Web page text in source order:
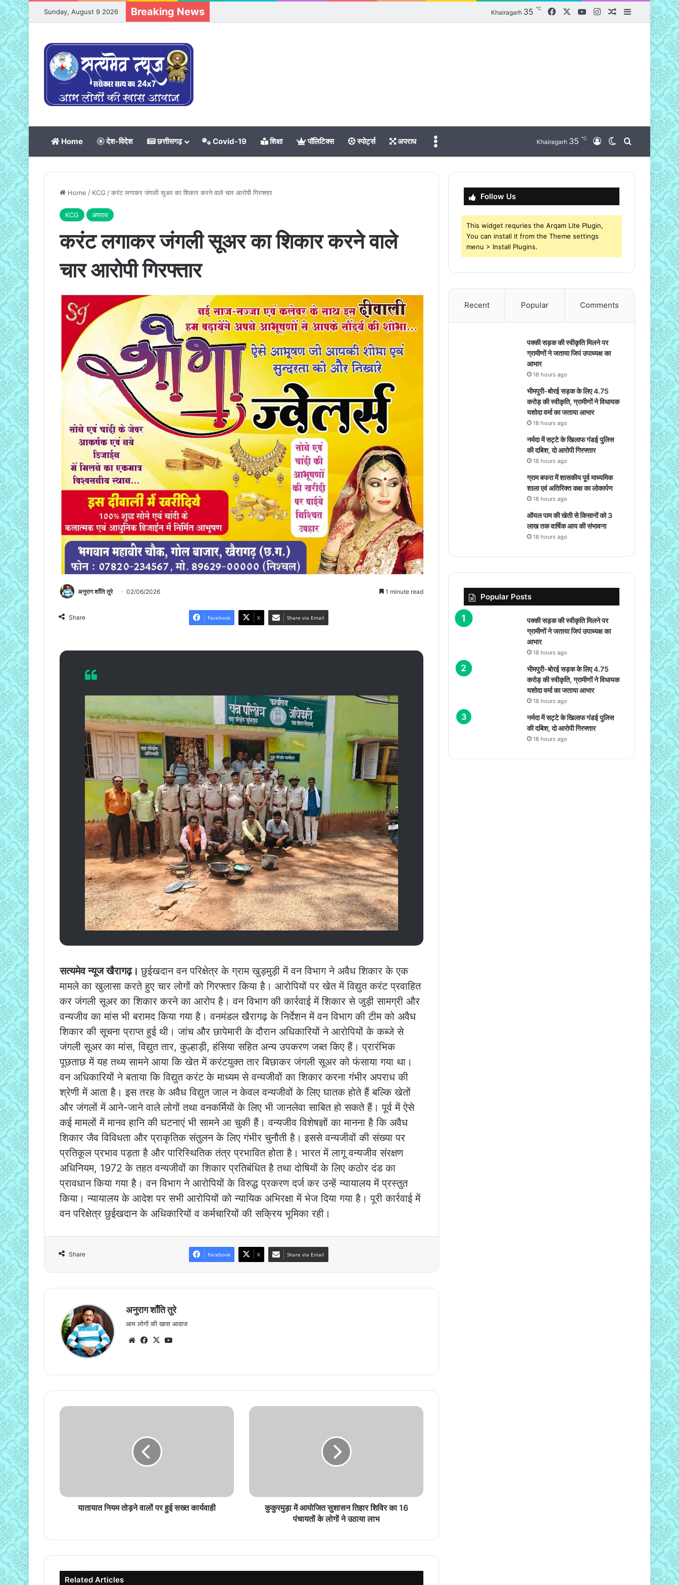
Sunday, August 9 2026 Breaking News Khairagarh 35 ℃ FacebookYouTubeInstagramRandom Article
Sidebar
Home देश-विदेश छत्तीसगढ़ Covid-19 शिक्षा पॉलिटिक्स स्पोर्ट्स अपराध Khairagarh 35 ℃ Log InSwitch skin
Search for
Home / KCG /करंट लगाकर जंगली सूअर का शिकार करने वाले चार आरोपी गिरफ्तार
KCG अपराध
करंट लगाकर जंगली सूअर का शिकार करने वाले
चार आरोपी गिरफ्तार
अनुराग शाँति तुरे 02/06/2026 1 minute read
Share Facebook X Share via Email
सत्यमेव न्यूज खैरागढ़।छुईखदान वन परिक्षेत्र के ग्राम खुड़मुड़ी में वन विभाग ने अवैध शिकार के एक
मामले का खुलासा करते हुए चार लोगों को गिरफ्तार किया है। आरोपियों पर खेत में विद्युत करंट प्रवाहित
कर जंगली सूअर का शिकार करने का आरोप है। वन विभाग की कार्रवाई में शिकार से जुड़ी सामग्री और
वन्यजीव का मांस भी बरामद किया गया है। वनमंडल खैरागढ़ के निर्देशन में वन विभाग की टीम को अवैध
शिकार की सूचना प्राप्त हुई थी। जांच और छापेमारी के दौरान अधिकारियों ने आरोपियों के कब्जे से
जंगली सूअर का मांस, विद्युत तार, कुल्हाड़ी, हंसिया सहित अन्य उपकरण जब्त किए हैं। प्रारंभिक
पूछताछ में यह तथ्य सामने आया कि खेत में करंटयुक्त तार बिछाकर जंगली सूअर को फंसाया गया था।
वन अधिकारियों ने बताया कि विद्युत करंट के माध्यम से वन्यजीवों का शिकार करना गंभीर अपराध की
श्रेणी में आता है। इस तरह के अवैध विद्युत जाल न केवल वन्यजीवों के लिए घातक होते हैं बल्कि खेतों
और जंगलों में आने-जाने वाले लोगों तथा वनकर्मियों के लिए भी जानलेवा साबित हो सकते हैं। पूर्व में ऐसे
कई मामलों में मानव हानि की घटनाएं भी सामने आ चुकी हैं। वन्यजीव विशेषज्ञों का मानना है कि अवैध
शिकार जैव विविधता और प्राकृतिक संतुलन के लिए गंभीर चुनौती है। इससे वन्यजीवों की संख्या पर
प्रतिकूल प्रभाव पड़ता है और पारिस्थितिक तंत्र प्रभावित होता है। भारत में लागू वन्यजीव संरक्षण
अधिनियम, 1972 के तहत वन्यजीवों का शिकार प्रतिबंधित है तथा दोषियों के लिए कठोर दंड का
प्रावधान किया गया है। वन विभाग ने आरोपियों के विरुद्ध प्रकरण दर्ज कर उन्हें न्यायालय में प्रस्तुत
किया। न्यायालय के आदेश पर सभी आरोपियों को न्यायिक अभिरक्षा में भेज दिया गया है। पूरी कार्रवाई में
वन परिक्षेत्र छुईखदान के अधिकारियों व कर्मचारियों की सक्रिय भूमिका रही।
Share Facebook X Share via Email
अनुराग शाँति तुरे
आम लोगों की खास आवाज
WebsiteFacebook
X
यातायात
यातायात नियम तोड़ने वालों पर हुई सख्त कार्यवाही
कुकुरमुड़ा
पंचायतों
उठाया
कुकुरमुड़ा में आयोजित सुशासन तिहार शिविर का 16
पंचायतों के लोगों ने उठाया लाभ
Related Articles
Follow Us
This widget requries the Arqam Lite Plugin,
You can install it from the Theme settings
menu > Install Plugins.
Recent Popular Comments
पक्की सड़क की स्वीकृति मिलने पर
ग्रामीणों ने जताया जिपं उपाध्यक्ष का
आभार
18 hours ago
भीमपुरी-बोरई सड़क के लिए 4.75
करोड़ की स्वीकृति, ग्रामीणों ने विधायक
यशोदा वर्मा का जताया आभार
18 hours ago
नर्मदा में सट्टे के खिलाफ गंडई पुलिस
की दबिश, दो आरोपी गिरफ्तार
18 hours ago
ग्राम बफरा में शासकीय पूर्व माध्यमिक
शाला एवं अतिरिक्त कक्ष का लोकार्पण
18 hours ago
ऑयल पाम की खेती से किसानों को 3
लाख तक वार्षिक आय की संभावना
18 hours ago
Popular Posts
पक्की सड़क की स्वीकृति मिलने पर
ग्रामीणों ने जताया जिपं उपाध्यक्ष का
आभार
18 hours ago
भीमपुरी-बोरई सड़क के लिए 4.75
करोड़ की स्वीकृति, ग्रामीणों ने विधायक
यशोदा वर्मा का जताया आभार
18 hours ago
नर्मदा में सट्टे के खिलाफ गंडई पुलिस
की दबिश, दो आरोपी गिरफ्तार
18 hours ago